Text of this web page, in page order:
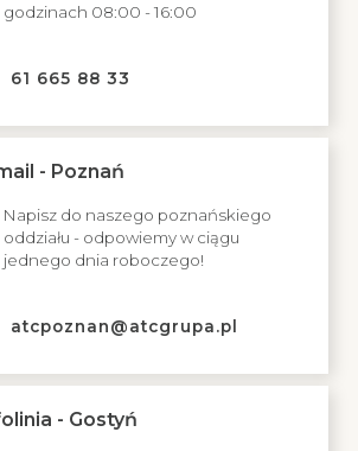
godzinach 08:00 - 16:00
61 665 88 33
- Poznań
Napisz do naszego poznańskiego
oddziału - odpowiemy w ciągu
jednego dnia roboczego!
atcpoznan@atcgrupa.pl
- Gostyń